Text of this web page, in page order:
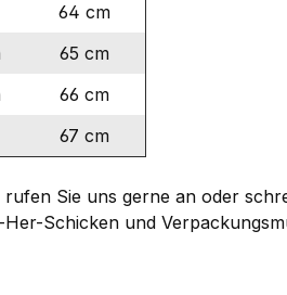
64 cm
65 cm
66 cm
67 cm
Sie uns gerne an oder
Schicken und